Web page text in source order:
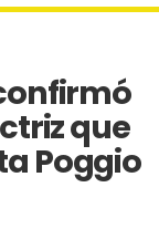
que
Poggio